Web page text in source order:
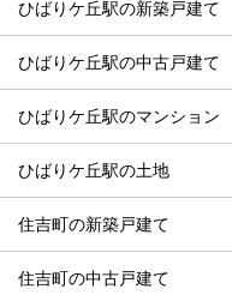
ひばりケ丘駅の新築戸建て
ひばりケ丘駅の中古戸建て
ひばりケ丘駅のマンション
ひばりケ丘駅の土地
住吉町の新築戸建て
住吉町の中古戸建て